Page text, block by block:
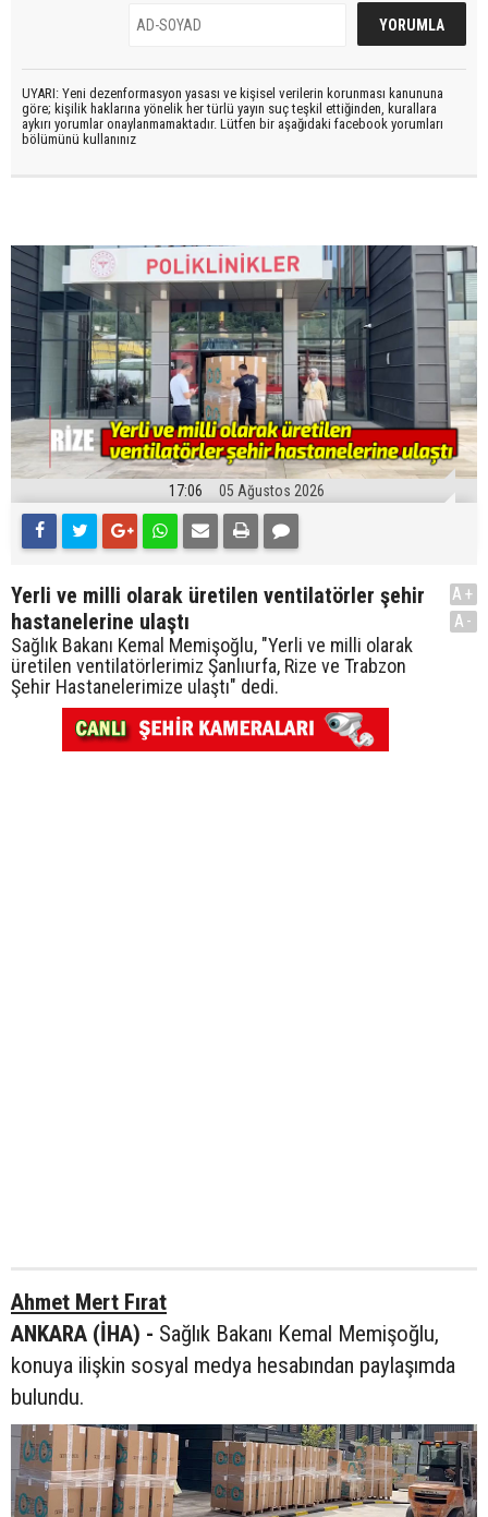
UYARI: Yeni dezenformasyon yasası ve kişisel verilerin korunması kanununa
göre; kişilik haklarına yönelik her türlü yayın suç teşkil ettiğinden, kurallara
aykırı yorumlar onaylanmamaktadır. Lütfen bir aşağıdaki facebook yorumları
bölümünü kullanınız
17:06 05 Ağustos 2026
Yerli ve milli olarak üretilen ventilatörler şehir
hastanelerine ulaştı
Sağlık Bakanı Kemal Memişoğlu, "Yerli ve milli olarak
üretilen ventilatörlerimiz Şanlıurfa, Rize ve Trabzon
Şehir Hastanelerimize ulaştı" dedi.
A+
A-
Ahmet Mert Fırat
ANKARA (İHA) - Sağlık Bakanı Kemal Memişoğlu,
konuya ilişkin sosyal medya hesabından paylaşımda
bulundu.